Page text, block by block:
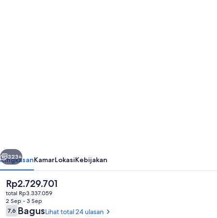
Berikutnya
323+
RingkasanKamarLokasiKebijakan
Harga
saat
ini
Rp2.729.701
Rp2.729.701
total Rp3.337.059
2 Sep - 3 Sep
Ulasan
7,67,6 dari 10
BagusLihat total 24 ulasan